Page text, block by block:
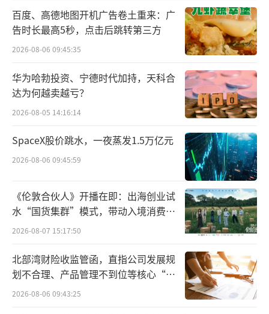
也是从2015年开始，创始人杨保田家族连
续7年登上胡润百富榜。2020年，其财富值达到
45亿元；2021年，杨保田家族最后一次登上富
豪榜，财富值已腰斩至21亿元，杨保田也以91
岁高龄成为最年长的富豪。
为钱造假情节严重
百度、高德地图开机广告卷土重来：广
告时长最高5秒，点击后跳转第三方
2026-08-06 09:45:35
华为哈勃投资、宁德时代加持，天科合
达为何越卖越亏？
2026-08-05 14:16:14
SpaceX股价跳水，一夜蒸发1.5万亿元
2026-08-06 09:45:59
《伦敦合伙人》开播在即：出海创业试
水“国货集群”模式，带动入境消费反
向种草
2026-08-07 15:17:50
北部湾财险收监管函，直指公司发展规
划不合理、产品管理不到位等核心“痛
点”
2026-08-06 09:43:25